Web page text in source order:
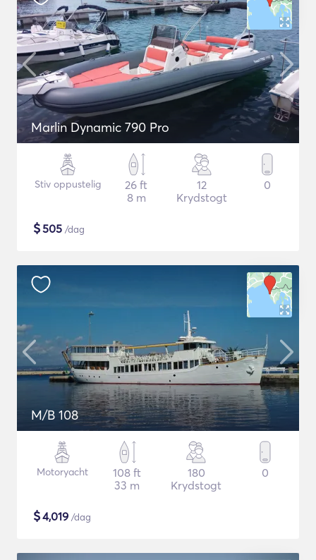
Marlin Dynamic 790 Pro
Stiv oppustelig
26 ft
8 m
12
Krydstogt
0
$505 /dag
M/B 108
Motoryacht
108 ft
33 m
180
Krydstogt
0
$4,019 /dag